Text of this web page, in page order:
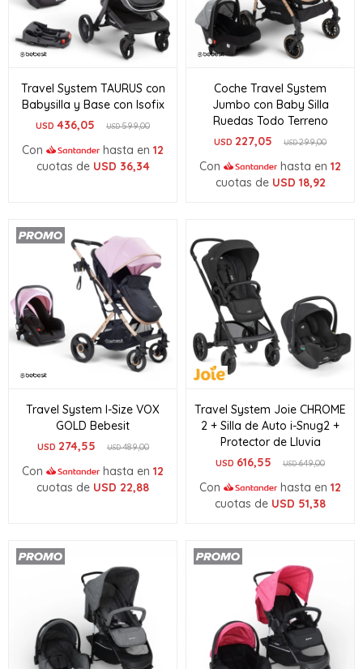
Travel System TAURUS con
Babysilla y Base con Isofix
USD 436,05 USD599,00
Con hasta en 12
cuotas de USD 36,34
Coche Travel System
Jumbo con Baby Silla
Ruedas Todo Terreno
USD 227,05 USD299,00
Con hasta en 12
cuotas de USD 18,92
Travel System I-Size VOX
GOLD Bebesit
USD 274,55 USD489,00
Con hasta en 12
cuotas de USD 22,88
Travel System Joie CHROME
2 + Silla de Auto i-Snug2 +
Protector de Lluvia
USD 616,55 USD649,00
Con hasta en 12
cuotas de USD 51,38